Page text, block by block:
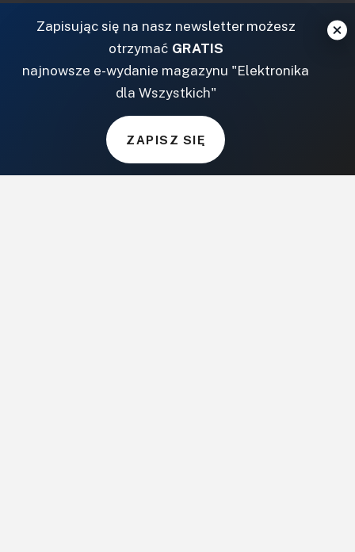
ZielonyOgródek.pl
MagazynGitarzysta.pl
MagazynPerkusista.pl
Zapisując się na nasz newsletter możesz
otrzymać GRATIS
najnowsze e-wydanie magazynu "Elektronika
dla Wszystkich"
ZAPISZ SIĘ